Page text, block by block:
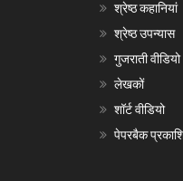
श्रेष्ठ कहानियां
श्रेष्ठ उपन्यास
गुजराती वीडियो
लेखकों
शॉर्ट वीडियो
पेपरबैक